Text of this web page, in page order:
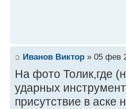
Иванов Виктор » 05 фев
На фото Толик,где
ударных
присутствие в аске